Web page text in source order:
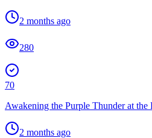
2 months ago
280
70
Awakening the Purple Thunder at the
2 months ago